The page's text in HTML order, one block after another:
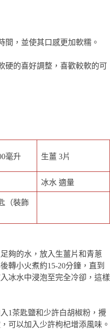
間，並使其口感更加軟糯。
硬的喜好調整，喜歡較軟的可
毫升 生薑 3片
冰水 適量
（裝飾
夠的水，放入生薑片和青蔥
轉小火煮約15-20分鐘，直到
冰水中浸泡至完全冷卻，這樣
1茶匙鹽和少許白胡椒粉，攪
可以加入少許枸杞增添風味。